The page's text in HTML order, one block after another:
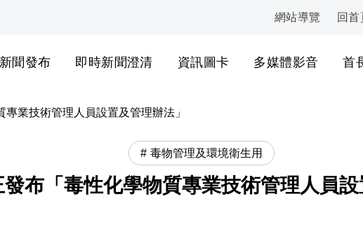
:::
網站導覽 回首
新聞發布 即時新聞澄清 資訊圖卡 多媒體影音 首
業技術管理人員設置及管理辦法」
毒物管理及環境衛生用
布「毒性化學物質專業技術管理人員設